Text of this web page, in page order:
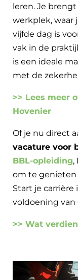
leren. Je
werkplek, waar
vijfde dag is
vak in de
is een ideale
met de
>> Lees meer
Hovenier
Of je nu direct
vacature voor
BBL-opleiding,
om te genieten
Start je carrière
voldoening
>> Wat